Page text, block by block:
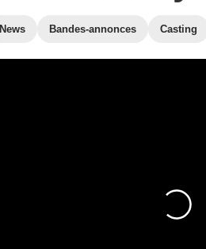
News Bandes-annonces Casting